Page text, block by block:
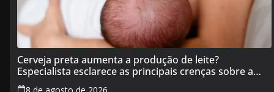
Cerveja preta aumenta a produção de leite?
Especialista esclarece as principais crenças sobre a
alimentação durante a amamentação